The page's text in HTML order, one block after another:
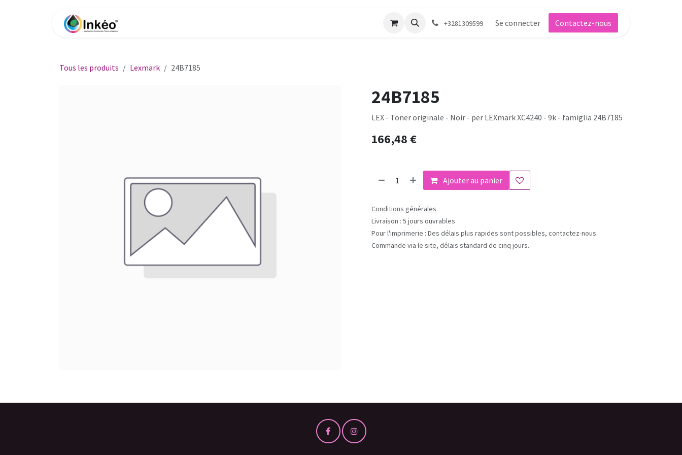
+3281309599 Se connecter Contactez-nous
Tous les produits Lexmark 24B7185
24B7185
LEX - Toner originale - Noir - per LEXmark XC4240 - 9k - famiglia 24B7185
166,48€
Ajouter au panier
Conditions générales
Livraison : 5 jours ouvrables
Pour l'imprimerie : Des délais plus rapides sont possibles, contactez-nous.
Commande via le site, délais standard de cinq jours.